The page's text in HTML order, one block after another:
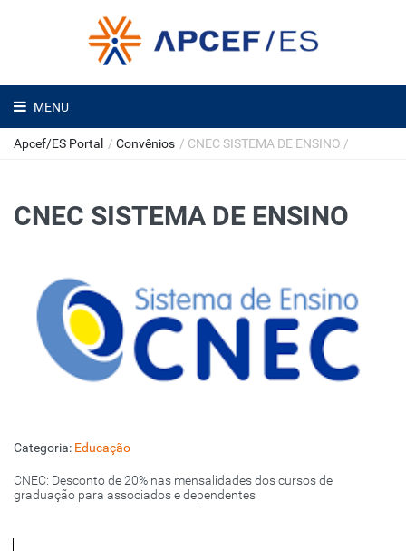
MENU
Apcef/ES Portal / Convênios / CNEC SISTEMA DE ENSINO /
CNEC SISTEMA DE ENSINO
Categoria: Educação
CNEC: Desconto de 20% nas mensalidades dos cursos de
graduação para associados e dependentes